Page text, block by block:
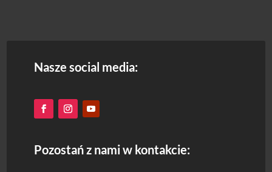
Nasze social media:
Pozostań z nami w kontakcie: